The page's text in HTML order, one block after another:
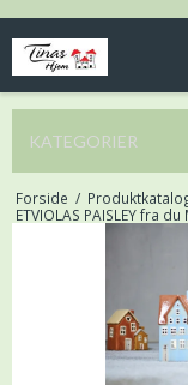
KATEGORIER
Forside /
ETVIOLAS PAISLEY fra